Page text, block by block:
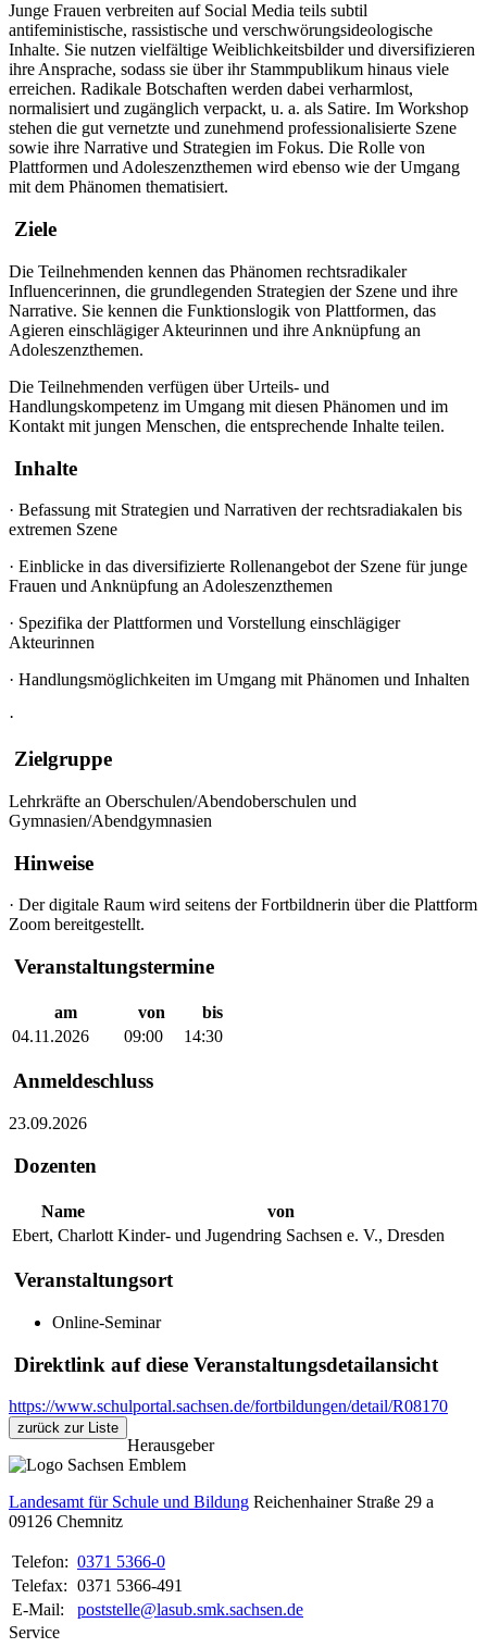
Junge Frauen verbreiten auf Social Media teils subtil
antifeministische, rassistische und verschwörungsideologische
Inhalte. Sie nutzen vielfältige Weiblichkeitsbilder und diversifizieren
ihre Ansprache, sodass sie über ihr Stammpublikum hinaus viele
erreichen. Radikale Botschaften werden dabei verharmlost,
normalisiert und zugänglich verpackt, u. a. als Satire. Im Workshop
stehen die gut vernetzte und zunehmend professionalisierte Szene
sowie ihre Narrative und Strategien im Fokus. Die Rolle von
Plattformen und Adoleszenzthemen wird ebenso wie der Umgang
mit dem Phänomen thematisiert.
Ziele
Die Teilnehmenden kennen das Phänomen rechtsradikaler
Influencerinnen, die grundlegenden Strategien der Szene und ihre
Narrative. Sie kennen die Funktionslogik von Plattformen, das
Agieren einschlägiger Akteurinnen und ihre Anknüpfung an
Adoleszenzthemen.
Die Teilnehmenden verfügen über Urteils- und
Handlungskompetenz im Umgang mit diesen Phänomen und im
Kontakt mit jungen Menschen, die entsprechende Inhalte teilen.
Inhalte
· Befassung mit Strategien und Narrativen der rechtsradiakalen bis
extremen Szene
· Einblicke in das diversifizierte Rollenangebot der Szene für junge
Frauen und Anknüpfung an Adoleszenzthemen
· Spezifika der Plattformen und Vorstellung einschlägiger
Akteurinnen
· Handlungsmöglichkeiten im Umgang mit Phänomen und Inhalten
·
Zielgruppe
Lehrkräfte an Oberschulen/Abendoberschulen und
Gymnasien/Abendgymnasien
Hinweise
· Der digitale Raum wird seitens der Fortbildnerin über die Plattform
Zoom bereitgestellt.
Veranstaltungstermine
am von
bis
04.11.2026
09:00 14:30
Anmeldeschluss
23.09.2026
Dozenten
Name
von
Ebert, Charlott Kinder- und Jugendring Sachsen e. V., Dresden
Veranstaltungsort
Online-Seminar
Direktlink auf diese Veranstaltungsdetailansicht
https://www.schulportal.sachsen.de/fortbildungen/detail/R08170
zurück zur Liste
Herausgeber
Landesamt für Schule und Bildung Reichenhainer Straße 29 a
09126 Chemnitz
Telefon: 0371 5366-0
Telefax: 0371 5366-491
E-Mail:
poststelle@lasub.smk.sachsen.de
Service